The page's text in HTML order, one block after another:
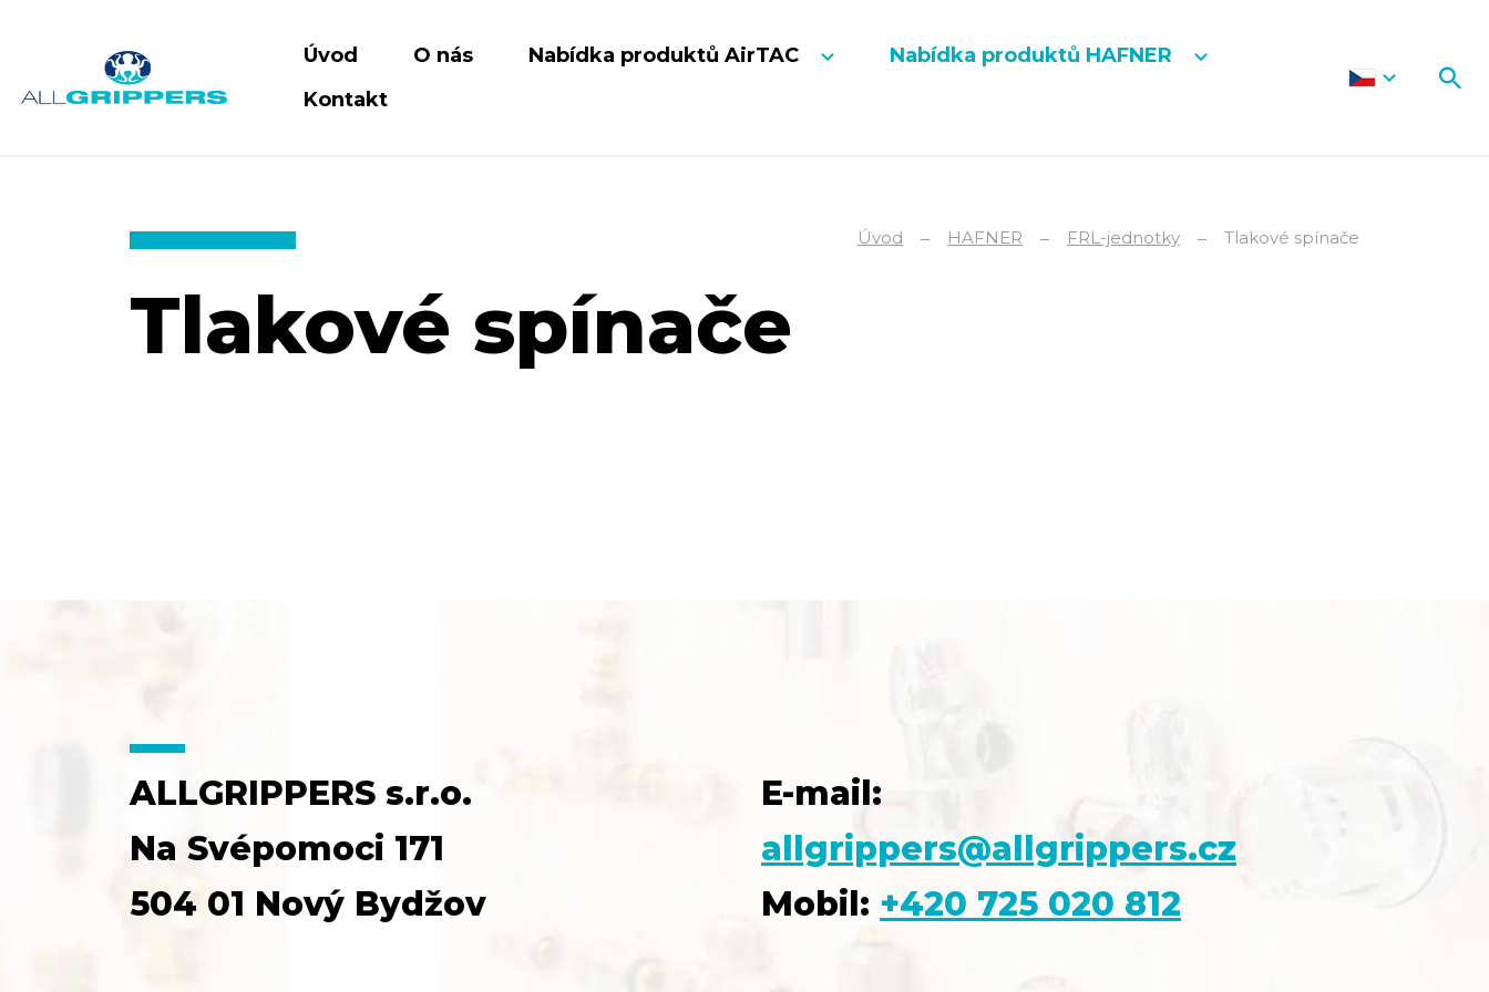
Úvod O nás Nabídka produktů AirTAC
Nabídka produktů HAFNER
Kontakt
Úvod HAFNER FRL-jednotky Tlakové spínače
Tlakové spínače
ALLGRIPPERS s.r.o.
Na Svépomoci 171
504 01 Nový Bydžov
E-mail:
allgrippers@allgrippers.cz
Mobil: +420 725 020 812